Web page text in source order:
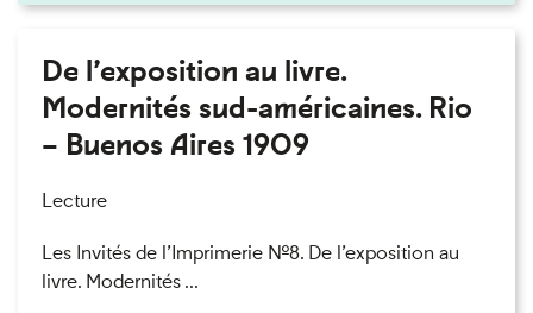
De l’exposition au livre.
Modernités sud-américaines. Rio
– Buenos Aires 1909
Lecture
Les Invités de l’Imprimerie n°8. De l’exposition au
livre. Modernités ...